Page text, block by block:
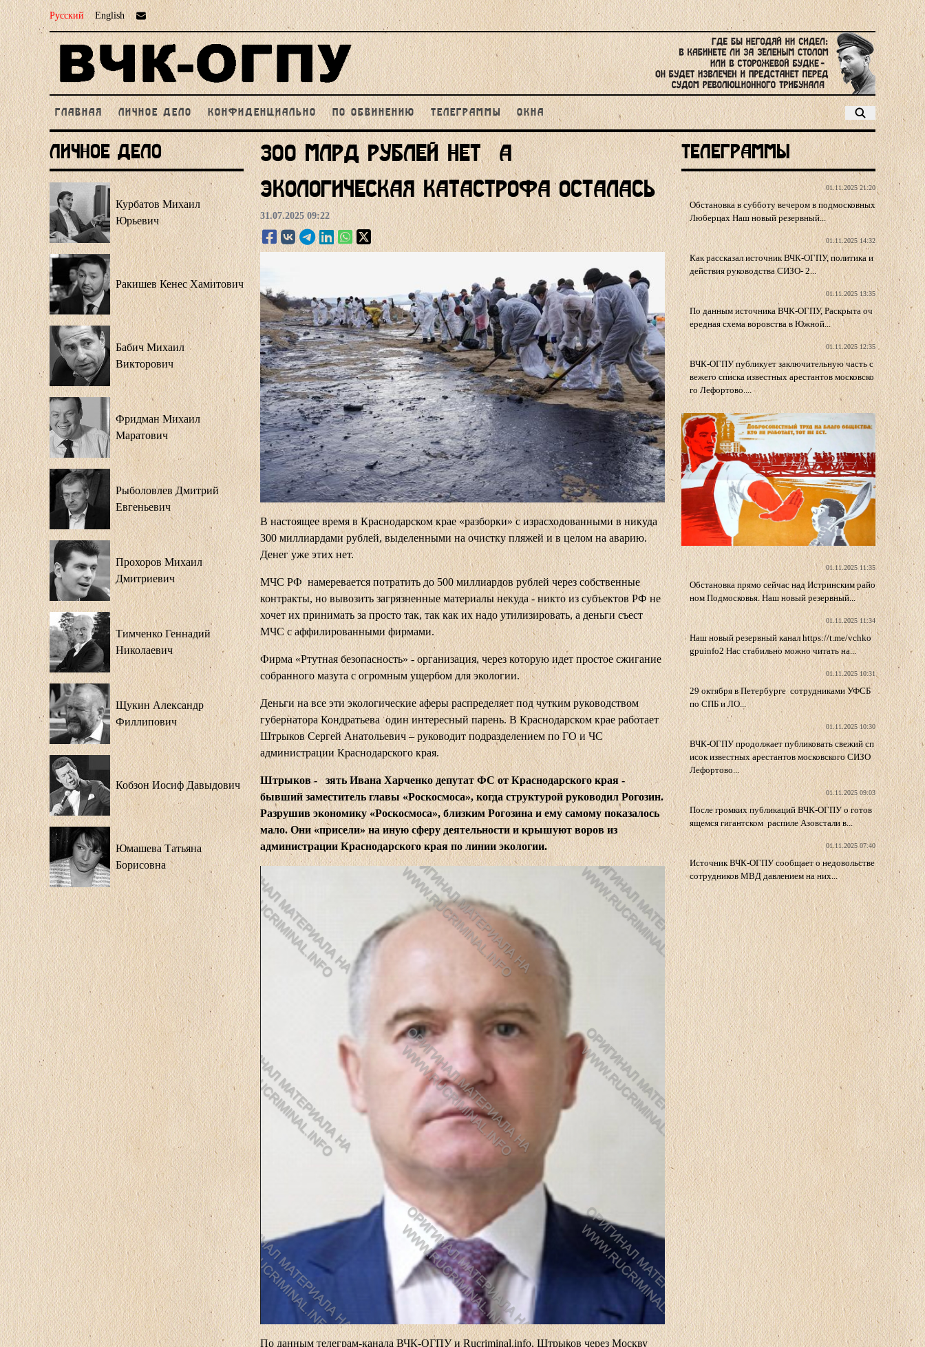
Русский English
ГЛАВНАЯ ЛИЧНОЕ ДЕЛО КОНФИДЕНЦИАЛЬНО ПО ОБВИНЕНИЮ ТЕЛЕГРАММЫ ОКНА
Личное Дело
Курбатов Михаил
Юрьевич
Ракишев Кенес Хамитович
Бабич Михаил
Викторович
Фридман Михаил
Маратович
Рыболовлев Дмитрий
Евгеньевич
Прохоров Михаил
Дмитриевич
Тимченко Геннадий
Николаевич
Щукин Александр
Филлипович
Кобзон Иосиф Давыдович
Юмашева Татьяна
Борисовна
300 млрд рублей нет, а
экологическая катастрофа осталась
31.07.2025 09:22
В настоящее время в Краснодарском крае «разборки» с израсходованными в никуда
300 миллиардами рублей, выделенными на очистку пляжей и в целом на аварию.
Денег уже этих нет.
МЧС РФ намеревается потратить до 500 миллиардов рублей через собственные
контракты, но вывозить загрязненные материалы некуда - никто из субъектов РФ не
хочет их принимать за просто так, так как их надо утилизировать, а деньги съест
МЧС с аффилированными фирмами.
Фирма «Ртутная безопасность» - организация, через которую идет простое сжигание
собранного мазута с огромным ущербом для экологии.
Деньги на все эти экологические аферы распределяет под чутким руководством
губернатора Кондратьева один интересный парень. В Краснодарском крае работает
Штрыков Сергей Анатольевич – руководит подразделением по ГО и ЧС
администрации Краснодарского края.
Штрыков - зять Ивана Харченко депутат ФС от Краснодарского края -
бывший заместитель главы «Роскосмоса», когда структурой руководил Рогозин.
Разрушив экономику «Роскосмоса», близким Рогозина и ему самому показалось
мало. Они «присели» на иную сферу деятельности и крышуют воров из
администрации Краснодарского края по линии экологии.
По даннымтелеграм-канала ВЧК-ОГПУи Rucriminal.info, Штрыков через Москву
Телеграммы
01.11.2025 21:20
Обстановка в субботу вечером в подмосковных
Люберцах Наш новый резервный...
01.11.2025 14:32
Как рассказал источник ВЧК-ОГПУ, политика и
действия руководства СИЗО- 2...
01.11.2025 13:35
По данным источника ВЧК-ОГПУ, Раскрыта оч
ередная схема воровства в Южной...
01.11.2025 12:35
ВЧК-ОГПУ публикует заключительную часть с
вежего списка известных арестантов московско
го Лефортово....
01.11.2025 11:35
Обстановка прямо сейчас над Истринским райо
ном Подмосковья. Наш новый резервный...
01.11.2025 11:34
Наш новый резервный канал https://t.me/vchko
gpuinfo2 Нас стабильно можно читать на...
01.11.2025 10:31
29 октября в Петербурге сотрудниками УФСБ
по СПБ и ЛО...
01.11.2025 10:30
ВЧК-ОГПУ продолжает публиковать свежий сп
исок известных арестантов московского СИЗО
Лефортово...
01.11.2025 09:03
После громких публикаций ВЧК-ОГПУ о готов
ящемся гигантском распиле Азовстали в...
01.11.2025 07:40
Источник ВЧК-ОГПУ сообщает о недовольстве
сотрудников МВД давлением на них...